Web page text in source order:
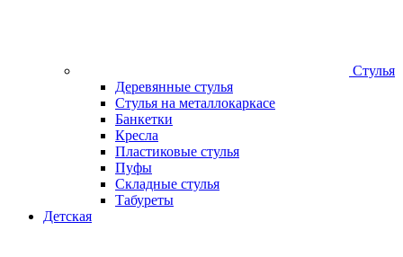
Стулья
Деревянные стулья
Стулья на металлокаркасе
Банкетки
Кресла
Пластиковые стулья
Пуфы
Складные стулья
Табуреты
Детская